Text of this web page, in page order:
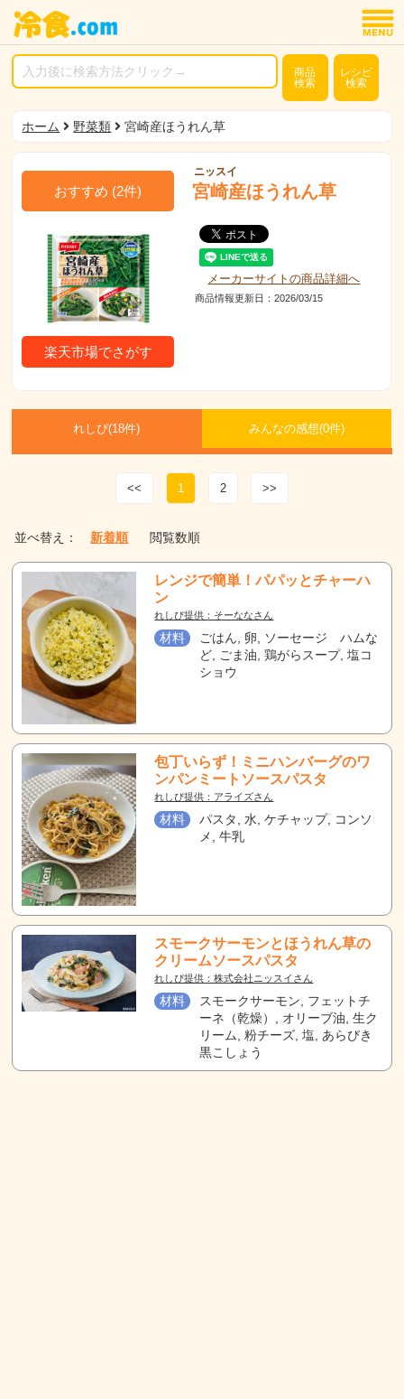
商品
検索
レシピ
検索
ホーム 野菜類 宮崎産ほうれん草
おすすめ (2件)
楽天市場でさがす
ニッスイ
宮崎産ほうれん草
メーカーサイトの商品詳細へ
商品情報更新日：2026/03/15
れしぴ(18件) みんなの感想(0件)
<< 1 2 >>
並べ替え： 新着順 閲覧数順
レンジで簡単！パパッとチャーハ
ン
れしぴ提供：そーななさん
材料
ごはん, 卵, ソーセージ ハムな
ど, ごま油, 鶏がらスープ, 塩コ
ショウ
包丁いらず！ミニハンバーグのワ
ンパンミートソースパスタ
れしぴ提供：アライズさん
材料
パスタ, 水, ケチャップ, コンソ
メ, 牛乳
スモークサーモンとほうれん草の
クリームソースパスタ
れしぴ提供：株式会社ニッスイさん
材料
スモークサーモン, フェットチ
ーネ（乾燥）, オリーブ油, 生ク
リーム, 粉チーズ, 塩, あらびき
黒こしょう